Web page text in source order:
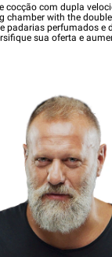
cocção com dupla
chamber with the
padarias perfumados e
sua oferta e